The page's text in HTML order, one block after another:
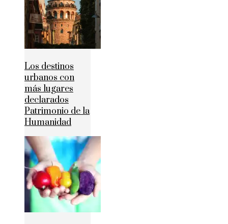
Los destinos
urbanos con
más lugares
declarados
Patrimonio de la
Humanidad